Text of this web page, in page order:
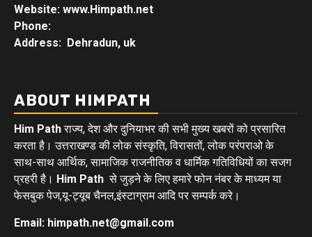
Website: www.Himpath.net
Phone:
Address: Dehradun, uk
ABOUT HIMPATH
Him Pathराज्य, देश और दुनियाभर की सभी मुख्य खबरों को प्रसारित
करता है। उत्तराखण्ड की लोक संस्कृति, विरासतों, लोक परंपराओ के
साथ-साथ आर्थिक, सामाजिक राजनीतिक व धार्मिक गतिविधियों का सजग
प्रहरी है। Him Path से जुड़ने के लिए हमारे फोन नंबर के माध्यम या
फेसबुक पेज,यू-ट्यूब चैनल,इंस्टाग्राम आदि पर सम्पर्क करे।
Email: himpath.net@gmail.com